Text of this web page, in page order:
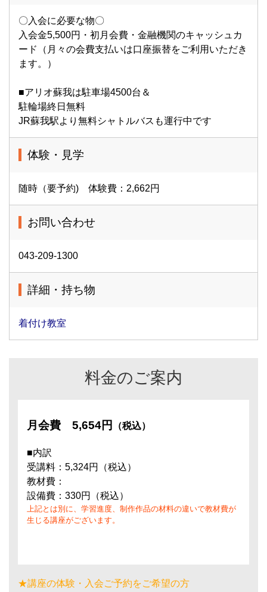
〇入会に必要な物〇
入会金5,500円・初月会費・金融機関のキャッシュカ
ード（月々の会費支払いは口座振替をご利用いただき
ます。）
■アリオ蘇我は駐車場4500台＆
駐輪場終日無料
JR蘇我駅より無料シャトルバスも運行中です
体験・見学
随時（要予約) 体験費：2,662円
お問い合わせ
043-209-1300
詳細・持ち物
着付け教室
料金のご案内
月会費 5,654円 （税込）
■内訳
受講料：5,324円（税込）
教材費：
設備費：330円（税込）
上記とは別に、学習進度、制作作品の材料の違いで教材費が
生じる講座がございます。
★講座の体験・入会ご予約をご希望の方